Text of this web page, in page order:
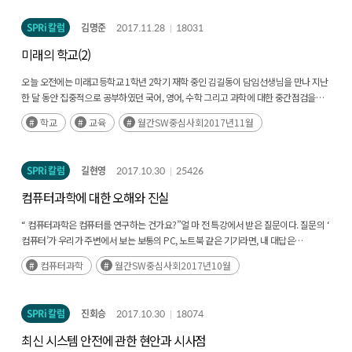
SPRi 칼럼 김명준 2017.11.28 18031
미래의 학교(2)
오늘 오전에는 미래고등학교 1학년 2학기 재학 중인 김길동이 담임선생님을 만나 지난
한 달 동안 집중적으로 공부하였던 국어, 영어, 수학 그리고 과학에 대한 중간점검을
하는 날이다. (후략)
학교 교육 월간SW중심사회2017년11월
SPRi 칼럼 길현영 2017.10.30 25426
컴퓨터과학에 대한 오해와 진실
“ 컴퓨터과학은 컴퓨터를 연구하는 건가요?”얼 마 전 특강에서 받은 질문이다. 질문의 ‘
컴퓨터’가 우리가 주변에서 보는 보통의 PC, 노트북 같은 기기라면, 내 대답은
“아니다”. (후략)
컴퓨터과학 월간SW중심사회2017년10월
SPRi 칼럼 진회승 2017.10.30 18074
최신 시스템 안전에 관한 현안과 시사점